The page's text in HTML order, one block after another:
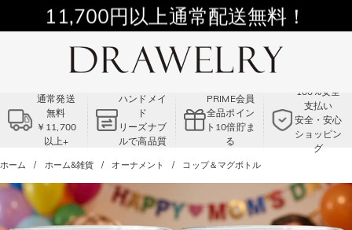
11,700円以上通常配送無料！
Summer Sale!! |3点以上で15％OFF！
コード:VS2
通常発送
無料
￥11,700
以上+
ハンドメイ
ド
リーズナブ
ルで高品質
PRIME会員
全品ポイン
ト10倍貯ま
る
100%安全
支払い
安全・安心
ショッピン
グ
ホーム ホーム&雑貨 オーナメント コップ＆マグボトル